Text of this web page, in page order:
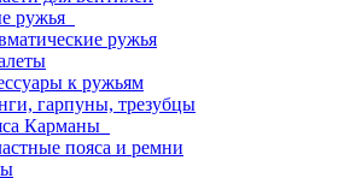
ружья
ружья
к ружьям
гарпуны, трезубцы
Карманы
пояса и ремни